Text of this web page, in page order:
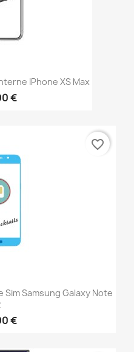
IPhone XS Max
€
Samsung Galaxy Note
€
favorite_border